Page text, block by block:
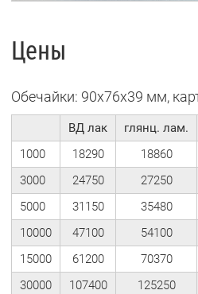
Цены
Обечайки: 90х76х39 мм,
ВД лак глянц. лам.
1000
18290 18860
3000
24750 27250
5000
31150 35480
10000
47100 54100
15000
61200 70370
30000
107400 125250